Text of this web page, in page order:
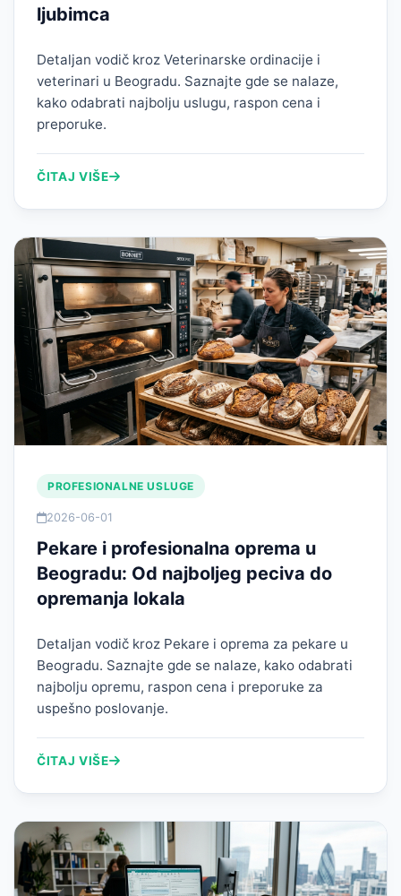
ljubimca
Detaljan vodič kroz Veterinarske ordinacije i
veterinari u Beogradu. Saznajte gde se nalaze,
kako odabrati najbolju uslugu, raspon cena i
preporuke.
ČITAJ VIŠE
PROFESIONALNE USLUGE
2026-06-01
Pekare i profesionalna oprema u
Beogradu: Od najboljeg peciva do
opremanja lokala
Detaljan vodič kroz Pekare i oprema za pekare u
Beogradu. Saznajte gde se nalaze, kako odabrati
najbolju opremu, raspon cena i preporuke za
uspešno poslovanje.
ČITAJ VIŠE